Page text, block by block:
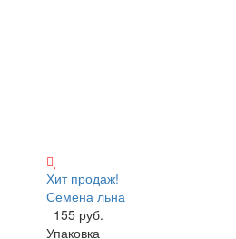
Хит продаж!
Семена льна
155 руб.
Упаковка